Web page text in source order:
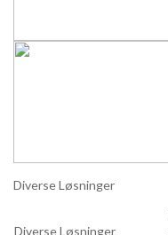
Diverse Løsninger
Diverse Løsninger